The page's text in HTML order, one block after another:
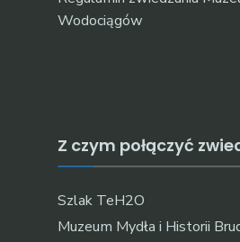
Wodociągów
Z czym połączyć
Szlak TeH2O
Muzeum Mydła i Historii